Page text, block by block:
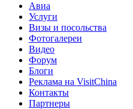
Авиа
Услуги
Визы и посольства
Фотогалереи
Видео
Форум
Блоги
Реклама на VisitChina
Контакты
Партнеры